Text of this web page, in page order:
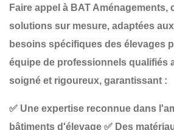
Faire appel à BAT Aménagements,
solutions sur mesure, adaptées
besoins spécifiques des élevages
équipe de professionnels qualifiés
soigné et rigoureux, garantissant :
✅ Une expertise reconnue dans
bâtiments d'élevage ✅ Des